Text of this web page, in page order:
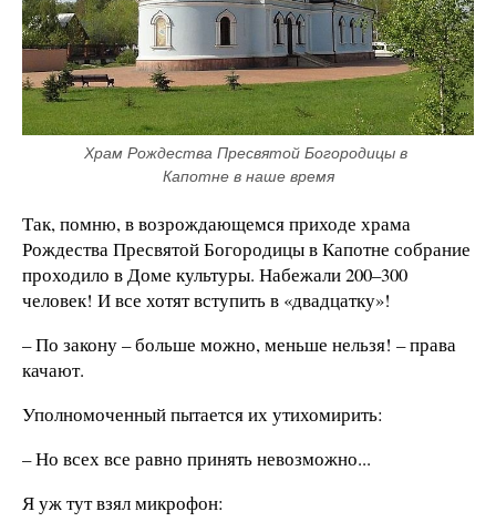
Храм Рождества Пресвятой Богородицы в
Капотне в наше время
Так, помню, в возрождающемся приходе храма
Рождества Пресвятой Богородицы в Капотне собрание
проходило в Доме культуры. Набежали 200–300
человек! И все хотят вступить в «двадцатку»!
– По закону – больше можно, меньше нельзя! – права
качают.
Уполномоченный пытается их утихомирить:
– Но всех все равно принять невозможно...
Я уж тут взял микрофон: